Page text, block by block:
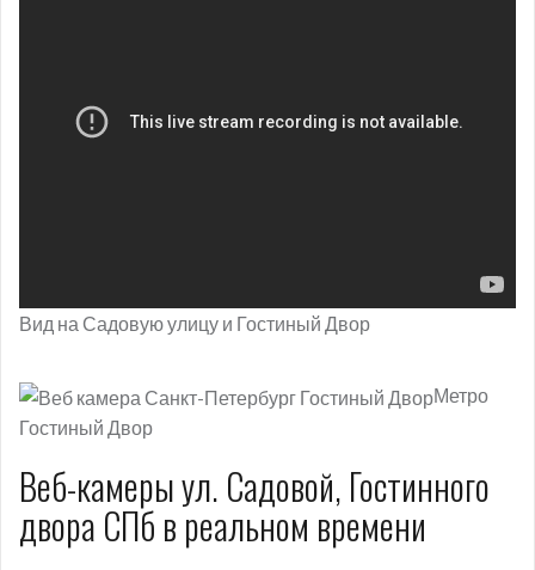
Вид на Садовую улицу и Гостиный Двор
Метро
Гостиный Двор
Веб-камеры ул. Садовой, Гостинного
двора СПб в реальном времени